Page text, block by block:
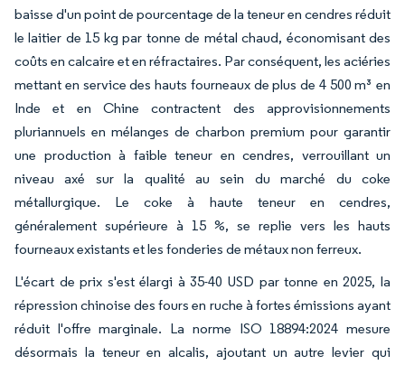
baisse d'un point de pourcentage de la teneur en cendres réduit
le laitier de 15 kg par tonne de métal chaud, économisant des
coûts en calcaire et en réfractaires. Par conséquent, les aciéries
mettant en service des hauts fourneaux de plus de 4 500 m³ en
Inde et en Chine contractent des approvisionnements
pluriannuels en mélanges de charbon premium pour garantir
une production à faible teneur en cendres, verrouillant un
niveau axé sur la qualité au sein du marché du coke
métallurgique. Le coke à haute teneur en cendres,
généralement supérieure à 15 %, se replie vers les hauts
fourneaux existants et les fonderies de métaux non ferreux.
L'écart de prix s'est élargi à 35-40 USD par tonne en 2025, la
répression chinoise des fours en ruche à fortes émissions ayant
réduit l'offre marginale. La norme ISO 18894:2024 mesure
désormais la teneur en alcalis, ajoutant un autre levier qui